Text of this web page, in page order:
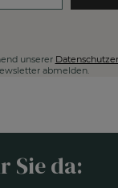
unserer
abmelden.
Sie da: